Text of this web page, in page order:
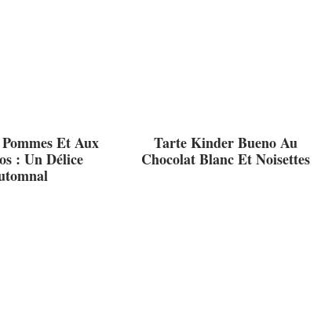
Et Aux
: Un Délice
Tarte Kinder Bueno Au
Chocolat Blanc Et Noisettes